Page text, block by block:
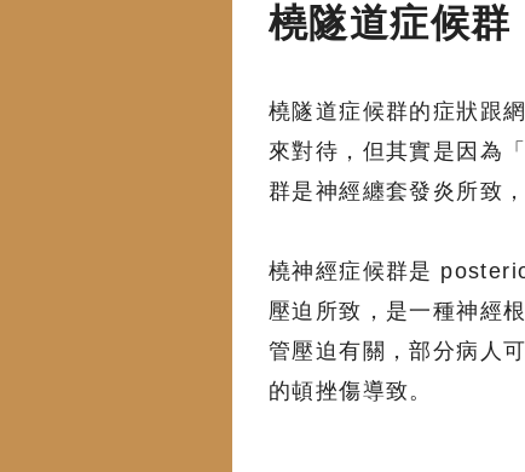
橈隧道症候
橈隧道症候群的症狀跟
來對待，但其實是因為
群是神經纏套發炎所致
橈神經症候群是
壓迫所致，是一種神經
管壓迫有關，部分病人
的頓挫傷導致。